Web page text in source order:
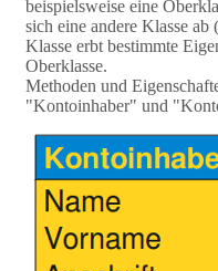
beispielsweise eine
sich eine andere Klasse
Klasse erbt bestimmte
Oberklasse.
Methoden und
"Kontoinhaber" und